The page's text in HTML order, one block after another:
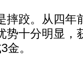
跤。从四年
势十分明显，
。